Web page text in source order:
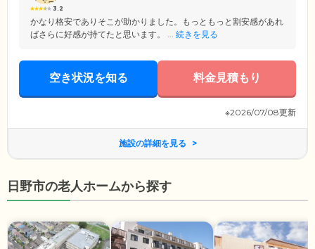
3.2
かなり格安でありそこが助かりました。もっともっと割安感があれ
ばさらに好感が持てたと思います。 ... 続きを見る
空き状況を知る 料金見積もり
※2026/07/08更新
施設の詳細を見る
日野市の老人ホームから探す